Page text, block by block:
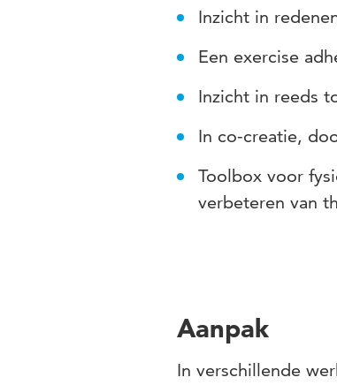
Inzicht in
Een exercise
Inzicht in reeds
In co-creatie,
Toolbox voor
verbeteren van
Aanpak
In verschillende